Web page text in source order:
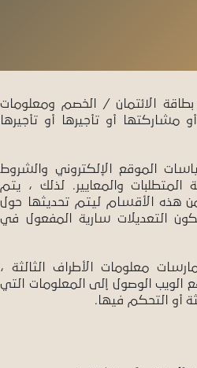
الائتمان / الخصم ومعلومات
مشاركتها أو تأجيرها أو تأجيرها
الموقع الإلكتروني والشروط
المتطلبات والمعايير. لذلك ، يتم
هذه الأقسام ليتم تحديثها حول
التعديلات سارية المفعول في
معلومات الأطراف الثالثة ،
الويب الوصول إلى المعلومات التي
أو التحكم فيها.